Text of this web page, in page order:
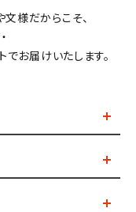
様だからこそ、
でお届けいたします。